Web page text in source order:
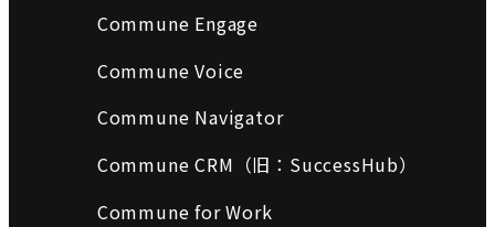
Commune Engage
Commune Voice
Commune Navigator
Commune CRM（旧：SuccessHub）
Commune for Work